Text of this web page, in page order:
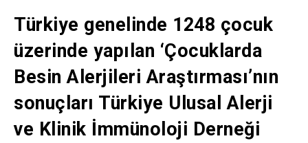
Türkiye genelinde 1248 çocuk
üzerinde yapılan ‘Çocuklarda
Besin Alerjileri Araştırması’nın
sonuçları Türkiye Ulusal Alerji
ve Klinik İmmünoloji Derneği